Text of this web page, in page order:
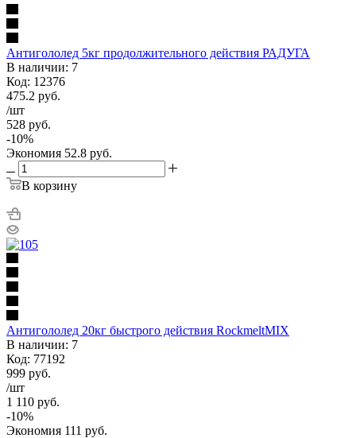
Антигололед 5кг продолжительного действия РАДУГА
В наличии: 7
Код: 12376
475.2 руб.
/шт
528 руб.
-10%
Экономия 52.8 руб.
В корзину
Антигололед 20кг быстрого действия RockmeltMIX
В наличии: 7
Код: 77192
999 руб.
/шт
1 110 руб.
-10%
Экономия 111 руб.